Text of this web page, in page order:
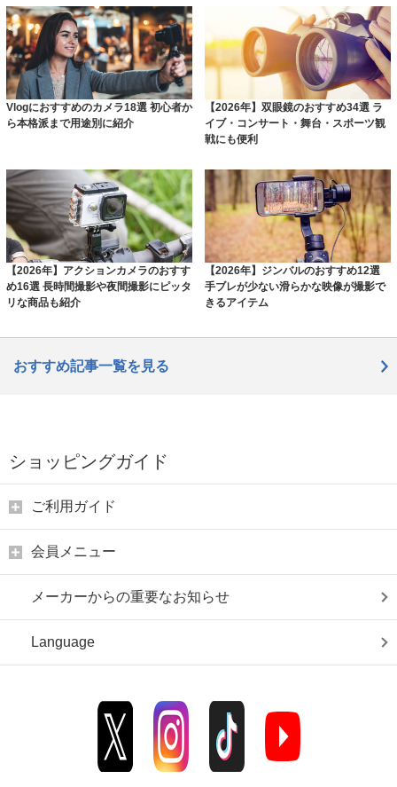
Vlogにおすすめのカメラ18選 初心者か
ら本格派まで用途別に紹介
【2026年】双眼鏡のおすすめ34選 ラ
イブ・コンサート・舞台・スポーツ観
戦にも便利
【2026年】アクションカメラのおすす
め16選 長時間撮影や夜間撮影にピッタ
リな商品も紹介
【2026年】ジンバルのおすすめ12選
手ブレが少ない滑らかな映像が撮影で
きるアイテム
おすすめ記事一覧を見る
ショッピングガイド
ご利用ガイド
会員メニュー
メーカーからの重要なお知らせ
Language